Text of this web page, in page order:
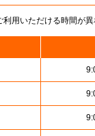
用いただける時間が